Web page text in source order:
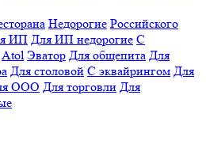
Недорогие Российского
ИП Для ИП недорогие С
Atol Эватор Для общепита Для
Для столовой С эквайрингом Для
ООО Для торговли Для